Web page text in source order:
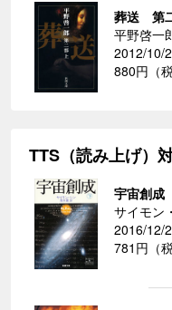
葬送 第
平野啓一
2012/10/
880円（税
TTS（読み上げ）
宇宙創成
サイモン
2016/12/
781円（税